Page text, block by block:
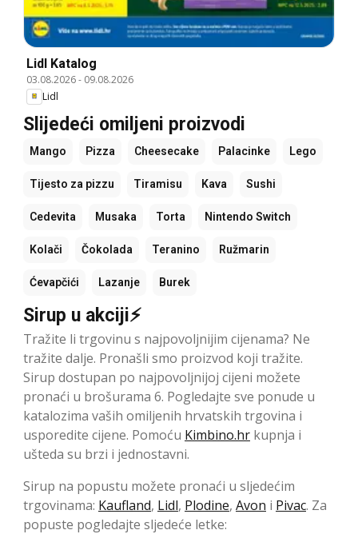
Lidl Katalog
03.08.2026- 09.08.2026
Lidl
Slijedeći omiljeni proizvodi
Mango Pizza Cheesecake Palacinke Lego
Tijesto za pizzu Tiramisu Kava Sushi
Cedevita Musaka Torta Nintendo Switch
Kolači Čokolada Teranino Ružmarin
Ćevapčići Lazanje Burek
Sirup u akciji⚡
Tražite li trgovinu s najpovoljnijim cijenama? Ne
tražite dalje. Pronašli smo proizvod koji tražite.
Sirup dostupan po najpovoljnijoj cijeni možete
pronaći u brošurama 6. Pogledajte sve ponude u
katalozima vaših omiljenih hrvatskih trgovina i
usporedite cijene. Pomoću Kimbino.hr kupnja i
ušteda su brzi i jednostavni.
Sirup na popustu možete pronaći u sljedećim
trgovinama: Kaufland, Lidl, Plodine, Avon i Pivac. Za
popuste pogledajte sljedeće letke: